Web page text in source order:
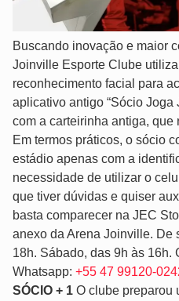
Buscando inovação e maior
Joinville Esporte Clube
reconhecimento facial para
aplicativo antigo “Sócio Joga
com a carteirinha antiga, que
Em termos práticos, o sócio
estádio apenas com a
necessidade de utilizar o
que tiver dúvidas e quiser
basta comparecer na JEC
anexo da Arena Joinville. De
18h. Sábado, das 9h às 16h.
Whatsapp: +55 47 99120-
SÓCIO + 1 O clube preparou